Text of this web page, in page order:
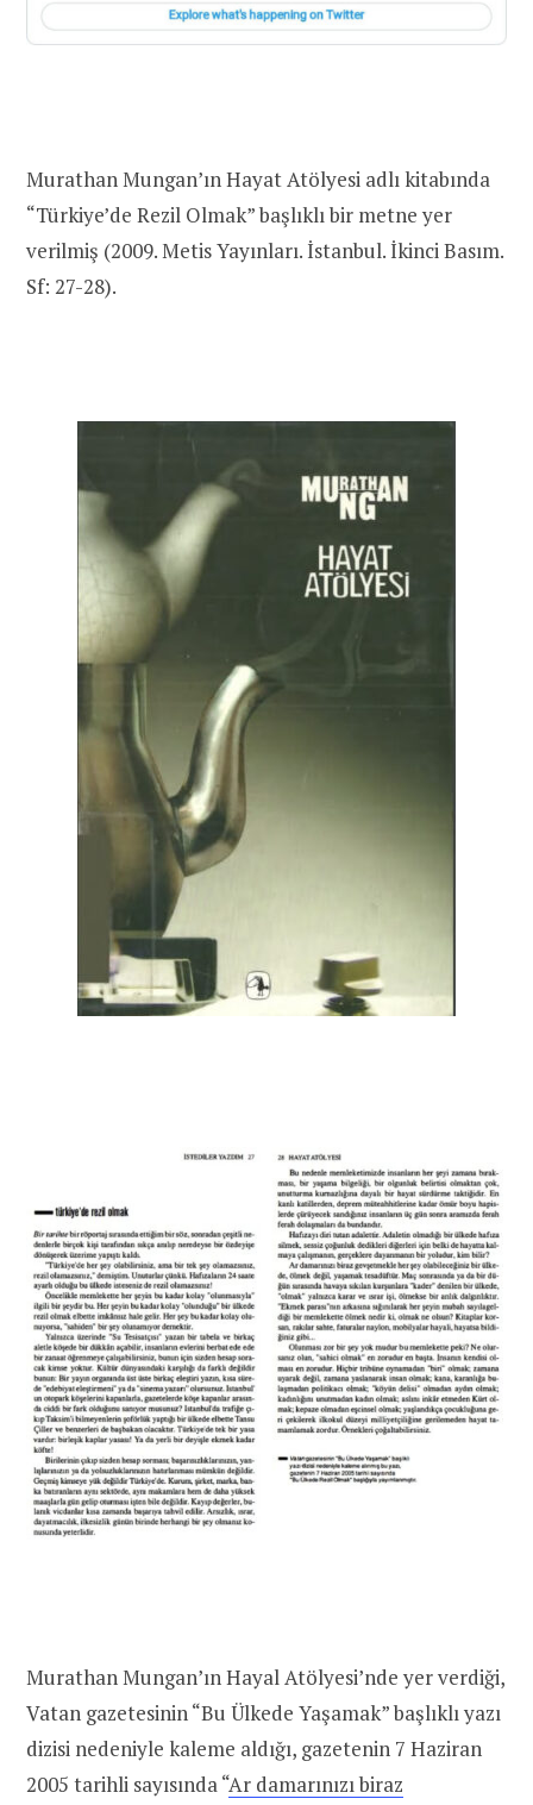
Murathan Mungan’ın Hayat Atölyesi adlı kitabında
“Türkiye’de Rezil Olmak” başlıklı bir metne yer
verilmiş (2009. Metis Yayınları. İstanbul. İkinci Basım.
Sf: 27-28).
Murathan Mungan’ın Hayal Atölyesi’nde yer verdiği,
Vatan gazetesinin “Bu Ülkede Yaşamak” başlıklı yazı
dizisi nedeniyle kaleme aldığı, gazetenin 7 Haziran
2005 tarihli sayısında “Ar damarınızı biraz